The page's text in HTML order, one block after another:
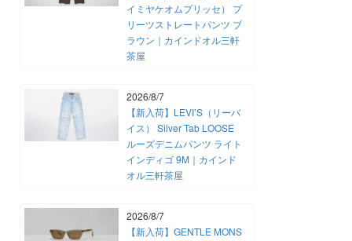
イミヤケオムプリッセ） プ
リーツストレートパンツ ブ
ラウン｜カインドオル三軒
茶屋
2026/8/7
【新入荷】LEVI’S（リーバ
イス） Silver Tab LOOSE
ルーズデニムパンツ ライト
インディゴ 9M｜カインド
オル三軒茶屋
2026/8/7
【新入荷】GENTLE MONS